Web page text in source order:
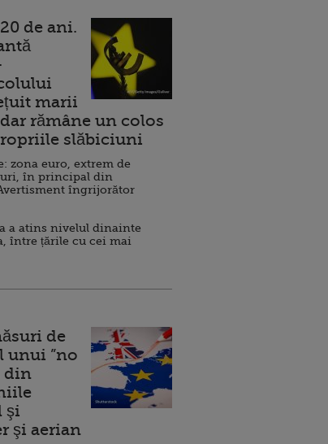
de ani.
marii
rămâne un colos
slăbiciuni
zona euro, extrem de
în principal din
îngrijorător
a atins nivelul dinainte
între țările cu cei mai
de
unui ”no
din
şi
şi aerian